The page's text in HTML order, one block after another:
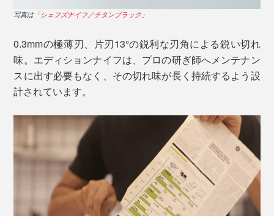
てください。余計な力を入れなくても、スッと薄皮に刃
が入り、ストンと気持ちよくカット。
写真は「シェフズナイフ／チタンブラック 」
0.3mmの極薄刃、片刃13°の鋭利な刃角による鋭い切れ
味。エディションナイフは、プロの研ぎ師へメンテナン
スに出す必要もなく、その切れ味が長く持続するよう設
計されています。